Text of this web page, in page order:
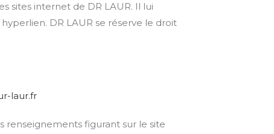
sites internet de DR LAUR. Il lui
DR LAUR se réserve le droit
laur.fr
renseignements figurant sur le site